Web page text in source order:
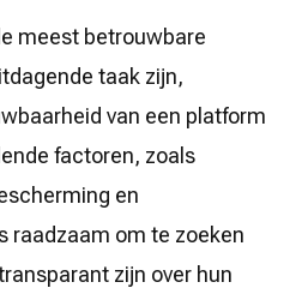
meest betrouwbare
taak zijn,
van een platform
factoren, zoals
en
raadzaam om te zoeken
zijn over hun